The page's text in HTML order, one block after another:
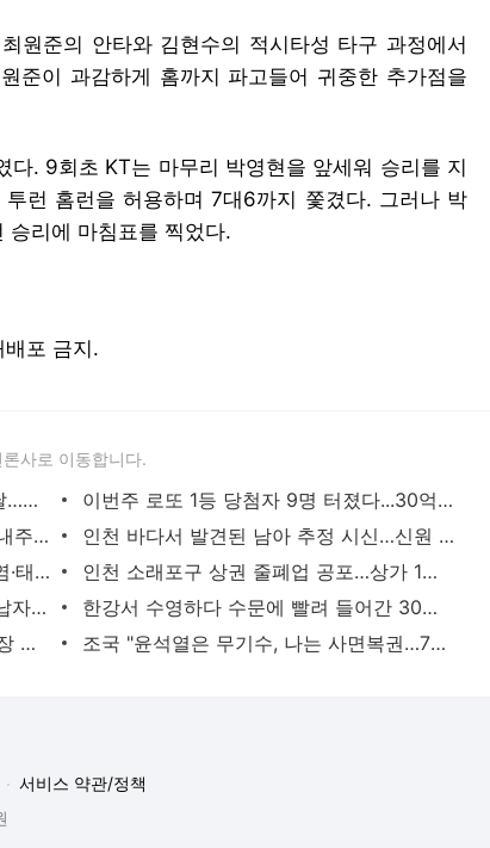
원준의 안타와 김현수의 적시타성 타구 과정에서
준이 과감하게 홈까지 파고들어 귀중한 추가점을
다. 9회초 KT는 마무리 박영현을 앞세워 승리를 지
런 홈런을 허용하며 7대6까지 쫓겼다. 그러나 박
승리에 마침표를 찍었다.
포 금지.
사로 이동합니다.
[영상] 폭염도 잊은 펜타포트 마지막 날…송도는 ‘청춘의 떼창’으로 물들었다 [2026 인천펜타포
이번주 로또 1등 당첨자 9명 터졌다...30억원 나온 명당은 어디
"매미급 위력" 13호 태풍 '돌핀' 북상…내주 폭염 향방 가른다
인천 바다서 발견된 남아 추정 시신…신원 확인 난항
제13호 태풍 ‘돌핀’ 최고등급 북상…폭염·태풍 이중고 ‘비상’
인천 소래포구 상권 줄폐업 공포…상가 1층 절반 ‘텅텅’ [현장, 그곳＆]
“3억8천여만원 체납”…광주시, 고액체납자 가택수색해 현장 징수
한강서 수영하다 수문에 빨려 들어간 30대...20분 만에 심정지 상태로 구조
“떼인 돈 다 받았습니다”…이천 건설현장 일용직 116명 체불임금 싹 다 받아줬다
조국 "윤석열은 무기수, 나는 사면복권…7년 만에 운명 엇갈려"
서비스 약관/정책